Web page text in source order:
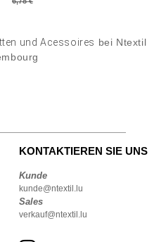
und Acessoires bei Ntextil
KONTAKTIEREN SIE UNS
Kunde
kunde@ntextil.lu
Sales
verkauf@ntextil.lu